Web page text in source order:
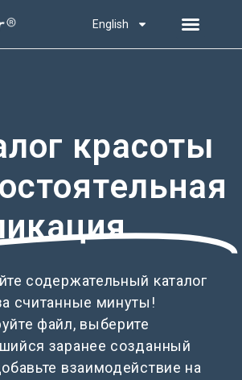
English
красоты
содержательный каталог
считанные минуты!
файл, выберите
заранее созданный
взаимодействие на